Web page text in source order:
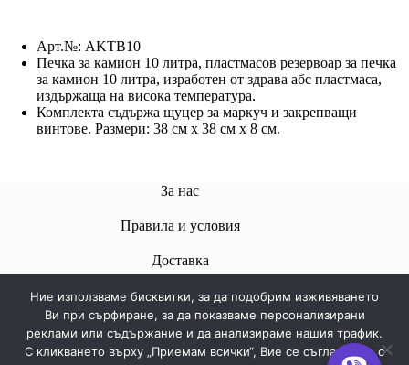
Арт.№: AKTB10
Печка за камион 10 литра, пластмасов резервоар за печка
за камион 10 литра, изработен от здрава абс пластмаса,
издържаща на висока температура.
Комплекта съдържа щуцер за маркуч и закрепващи
винтове. Размери: 38 см х 38 см х 8 см.
За нас
Правила и условия
Доставкa
Свържете се с нас
Ние използваме бисквитки, за да подобрим изживяването
Ви при сърфиране, за да показваме персонализирани
реклами или съдържание и да анализираме нашия трафик.
С кликването върху „Приемам всички“, Вие се съгласявате с